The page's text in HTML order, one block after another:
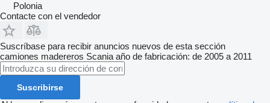
Polonia
Contacte con el vendedor
Suscríbase para recibir anuncios nuevos de esta sección
camiones madereros Scania año de fabricación: de 2005 a 2011
Suscribirse